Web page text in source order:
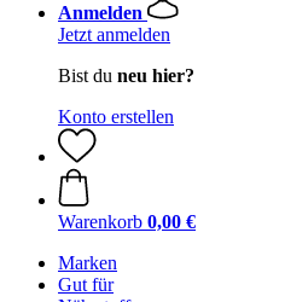
Anmelden
Jetzt anmelden
Bist du neu hier?
Konto erstellen
Warenkorb 0,00 €
Marken
Gut für